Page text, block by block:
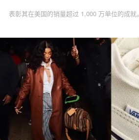
表彰其在美国的销量超过 1,000 万单位的成就。